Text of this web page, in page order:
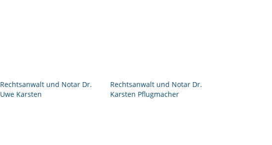
Rechtsanwalt und Notar Dr.
Uwe Karsten
Rechtsanwalt und Notar Dr.
Karsten Pflugmacher